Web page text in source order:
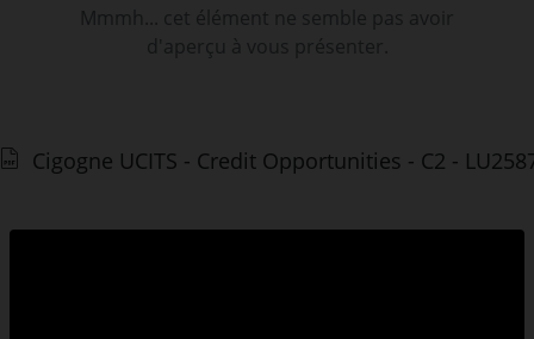
Mmmh... cet élément ne semble pas avoir
d'aperçu à vous présenter.
Cigogne UCITS - Credit Opportunities - C2 -